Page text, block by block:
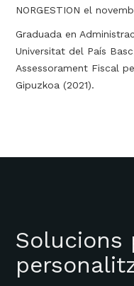
NORGESTION el
Graduada en
Universitat del País
Assessorament Fiscal
Gipuzkoa (2021).
Solucions